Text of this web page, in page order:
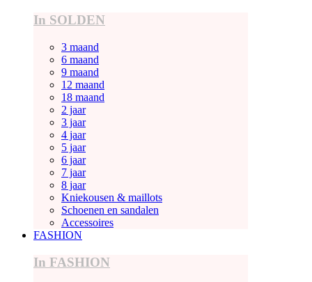
In SOLDEN
3 maand
6 maand
9 maand
12 maand
18 maand
2 jaar
3 jaar
4 jaar
5 jaar
6 jaar
7 jaar
8 jaar
Kniekousen & maillots
Schoenen en sandalen
Accessoires
FASHION
In FASHION